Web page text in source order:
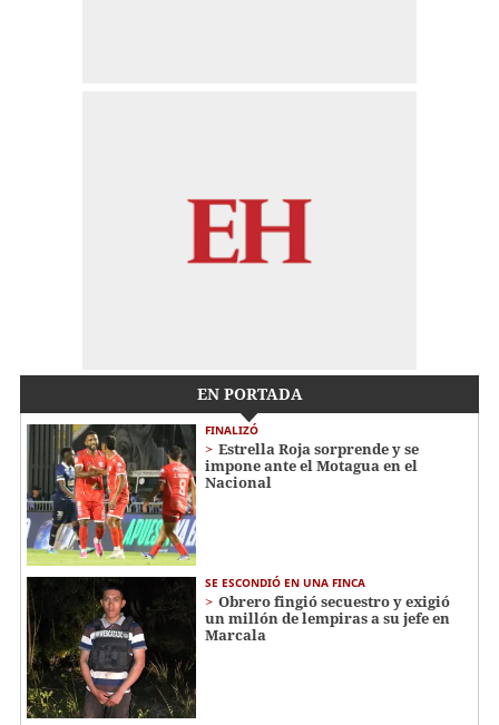
EN PORTADA
FINALIZÓ
Estrella Roja sorprende y se
impone ante el Motagua en el
Nacional
SE ESCONDIÓ EN UNA FINCA
Obrero fingió secuestro y exigió
un millón de lempiras a su jefe en
Marcala